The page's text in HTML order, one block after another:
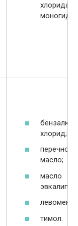
хлорида
хлорид;
перечной
масло;
масло
эвкалипта;
тимол.